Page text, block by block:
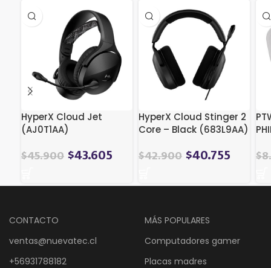
HyperX Cloud Jet
(AJ0T1AA)
$45.900 $43.605
HyperX Cloud Stinger 2
Core – Black (683L9AA)
$42.900 $40.755 $
CONTACTO
ventas@nuevatec.cl
+56931788182
MÁS POPULARES
Computadores gamer
Placas madres